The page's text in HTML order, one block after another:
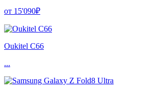
от 15'090₽
Oukitel C66
...